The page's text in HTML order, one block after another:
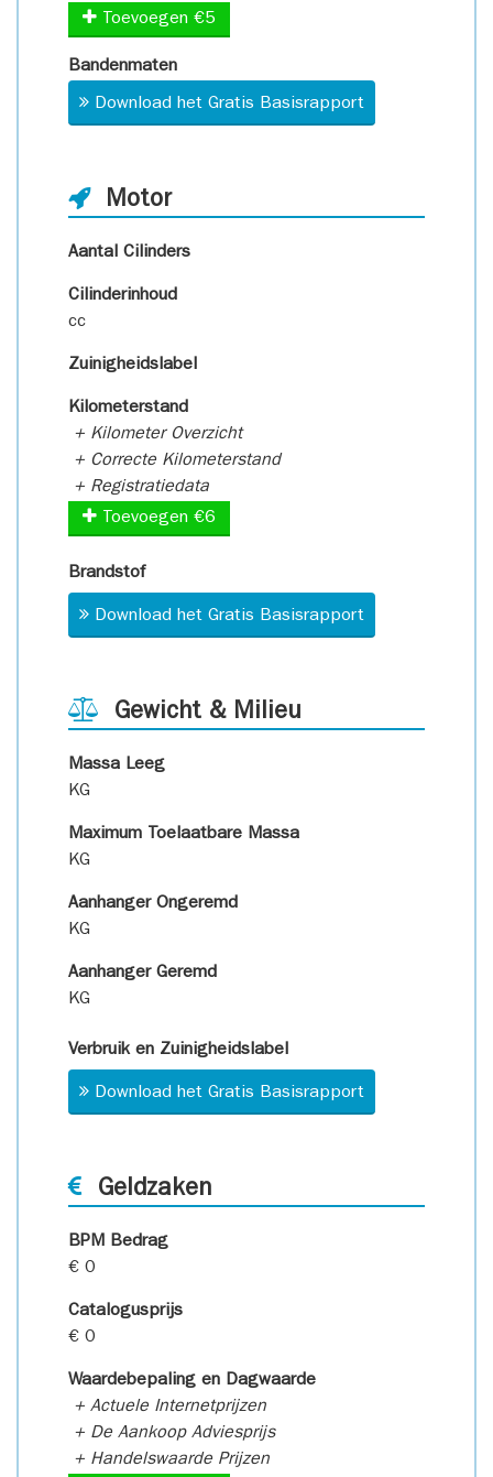
Toevoegen €5
Bandenmaten
Download het Gratis Basisrapport
Motor
Aantal Cilinders
Cilinderinhoud
cc
Zuinigheidslabel
Kilometerstand
+ Kilometer Overzicht
+ Correcte Kilometerstand
+ Registratiedata
Toevoegen €6
Brandstof
Download het Gratis Basisrapport
Gewicht & Milieu
Massa Leeg
KG
Maximum Toelaatbare Massa
KG
Aanhanger Ongeremd
KG
Aanhanger Geremd
KG
Verbruik en Zuinigheidslabel
Download het Gratis Basisrapport
Geldzaken
BPM Bedrag
€ 0
Catalogusprijs
€ 0
Waardebepaling en Dagwaarde
+ Actuele Internetprijzen
+ De Aankoop Adviesprijs
+ Handelswaarde Prijzen